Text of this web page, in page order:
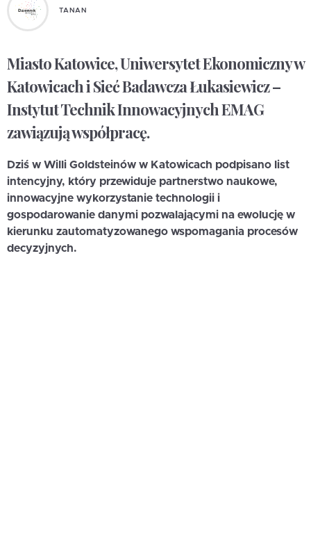
TANAN
Miasto Katowice, Uniwersytet Ekonomiczny w
Katowicach i Sieć Badawcza Łukasiewicz –
Instytut Technik Innowacyjnych EMAG
zawiązują współpracę.
Dziś w Willi Goldsteinów w Katowicach podpisano list
intencyjny, który przewiduje partnerstwo naukowe,
innowacyjne wykorzystanie technologii i
gospodarowanie danymi pozwalającymi na ewolucję w
kierunku zautomatyzowanego wspomagania procesów
decyzyjnych.